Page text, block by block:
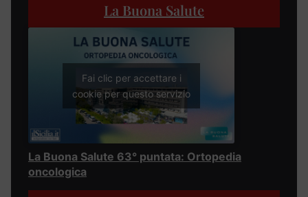
La Buona Salute
Fai clic per accettare i
cookie per questo servizio
La Buona Salute 63° puntata: Ortopedia
oncologica